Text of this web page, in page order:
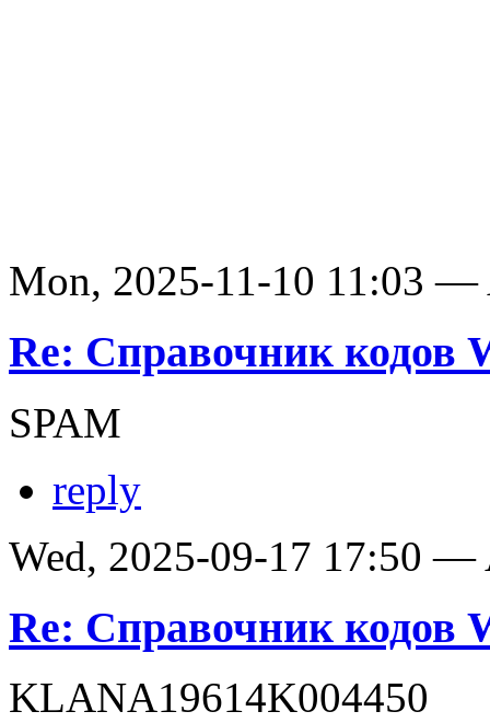
Mon, 2025-11-10 11:03 —
Re: Справочник кодов
SPAM
reply
Wed, 2025-09-17 17:50 —
Re: Справочник кодов
KLANA19614K004450